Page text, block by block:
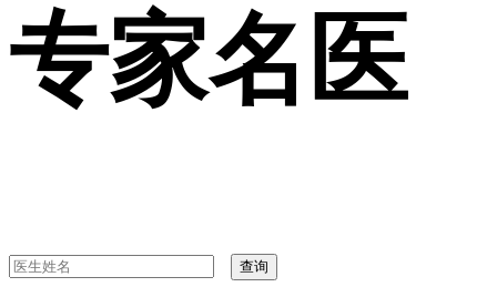
专家名医
查询